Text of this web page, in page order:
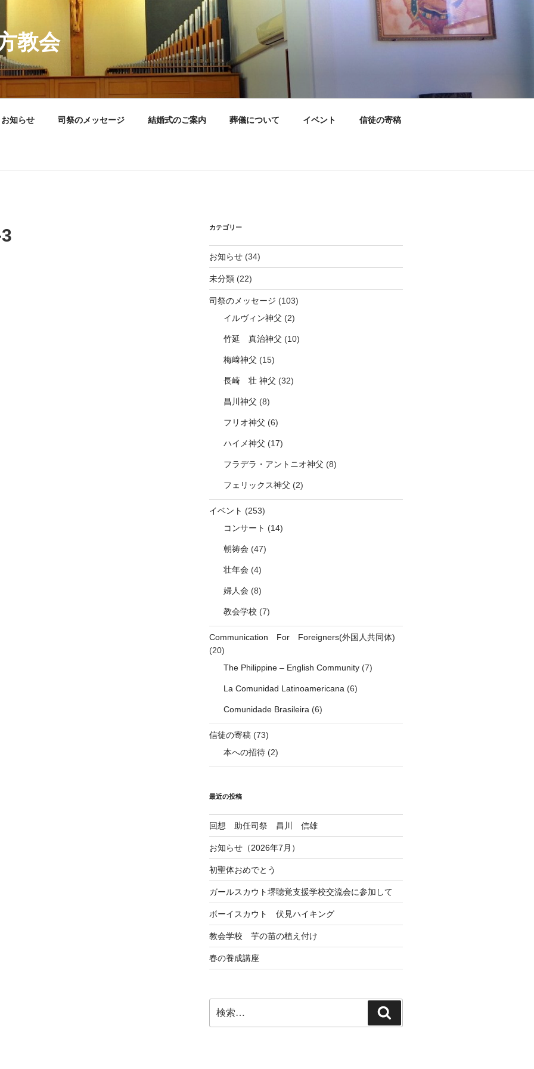
教会
お知らせ 司祭のメッセージ 結婚式のご案内 葬儀について イベント 信徒の寄稿
カテゴリー
お知らせ(34)
未分類(22)
司祭のメッセージ (103)
イルヴィン神父 (2)
竹延 真治神父 (10)
梅﨑神父 (15)
長崎 壮 神父 (32)
昌川神父 (8)
フリオ神父 (6)
ハイメ神父 (17)
フラデラ・アントニオ神父 (8)
フェリックス神父 (2)
イベント (253)
コンサート (14)
朝祷会(47)
壮年会(4)
婦人会(8)
教会学校 (7)
Communication For Foreigners(外国人共同体)
(20)
The Philippine – English Community(7)
La Comunidad Latinoamericana (6)
Comunidade Brasileira (6)
信徒の寄稿(73)
本への招待(2)
最近の投稿
回想 助任司祭 昌川 信雄
お知らせ（2026年7月）
初聖体おめでとう
ガールスカウト堺聴覚支援学校交流会に参加して
ボーイスカウト 伏見ハイキング
教会学校 芋の苗の植え付け
春の養成講座
索:
索